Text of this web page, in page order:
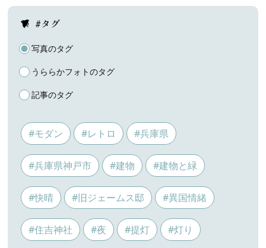
#タグ
写真のタグ
うららかフォトのタグ
記事のタグ
#モダン #レトロ #兵庫県
#兵庫県神戸市 #建物 #建物と緑
#快晴 #旧ジェームス邸 #異国情緒
#住吉神社 #夜 #提灯 #灯り